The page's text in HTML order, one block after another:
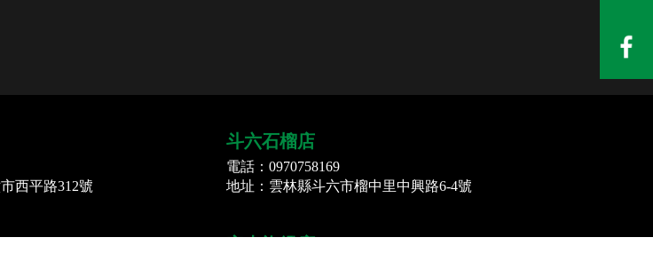
西平路312號
斗六石榴店
電話：0970758169
地址：雲林縣斗六市榴中里中興路6-4號